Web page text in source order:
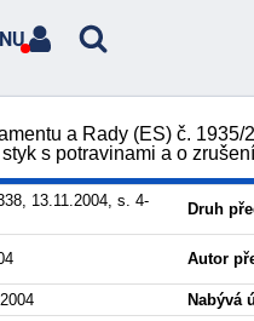
a Rady (ES) č.
s potravinami a o
13.11.2004, s. 4-
Druh
Autor
Nabývá